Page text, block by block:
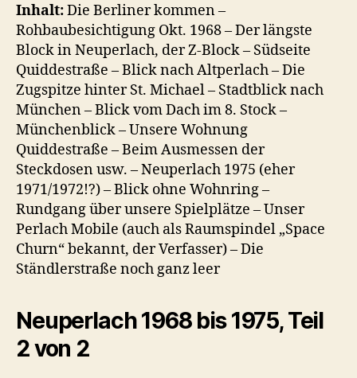
Inhalt:Die Berliner kommen –
Rohbaubesichtigung Okt. 1968 – Der längste
Block in Neuperlach, der Z-Block – Südseite
Quiddestraße – Blick nach Altperlach – Die
Zugspitze hinter St. Michael – Stadtblick nach
München – Blick vom Dach im 8. Stock –
Münchenblick – Unsere Wohnung
Quiddestraße – Beim Ausmessen der
Steckdosen usw. – Neuperlach 1975 (eher
1971/1972!?) – Blick ohne Wohnring –
Rundgang über unsere Spielplätze – Unser
Perlach Mobile (auch als Raumspindel „Space
Churn“ bekannt, der Verfasser) – Die
Ständlerstraße noch ganz leer
Neuperlach 1968 bis 1975, Teil
2 von 2